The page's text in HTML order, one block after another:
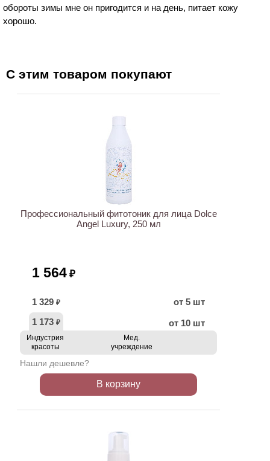
обороты зимы мне он пригодится и на день, питает кожу
хорошо.
С этим товаром покупают
Профессиональный фитотоник для лица Dolce
Angel Luxury, 250 мл
1 564 ₽
1 329 ₽
от 5 шт
1 173 ₽ от 10 шт
Индустрия
красоты
Мед.
учреждение
Нашли дешевле?
В корзину